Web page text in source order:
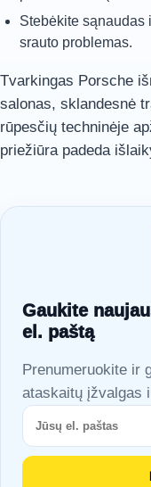
Stebėkite sąnaudas
srauto problemas.
Tvarkingas Porsche
salonas, sklandesnė
rūpesčių techninėje
priežiūra padeda
Gaukite
el. paštą
Prenumeruokite ir
ataskaitų įžvalgas